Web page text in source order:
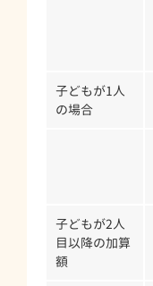
子どもが1人
の場合
子どもが2人
目以降の加算
額